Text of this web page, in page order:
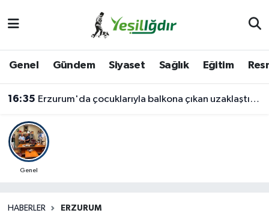
Genel Gündem Siyaset Sağlık Eğitim
16:35 Erzurum'da çocuklarıyla balkona çıkan uzaklaştırma kararlı koca ikna edildi
Genel
HABERLER ERZURUM
İğdir Namaz Vakitleri
Iğdır Trafik Yoğunluk Haritası
Süper Lig Puan Durumu ve Fikstür